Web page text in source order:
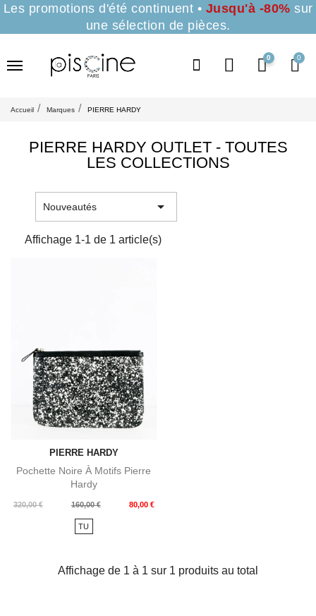
Les promotions d'été continuent • Jusqu'à -80% sur
une sélection de pièces.
0
Accueil Marques PIERRE HARDY
PIERRE HARDY OUTLET - TOUTES
LES COLLECTIONS
Nouveautés 
Affichage 1-1 de 1 article(s)
PIERRE HARDY
Pochette Noire À Motifs Pierre
Hardy
320,00 €
Prix
160,00 € 80,00 €
Prix
TU
Affichage de 1 à 1 sur 1 produits au total